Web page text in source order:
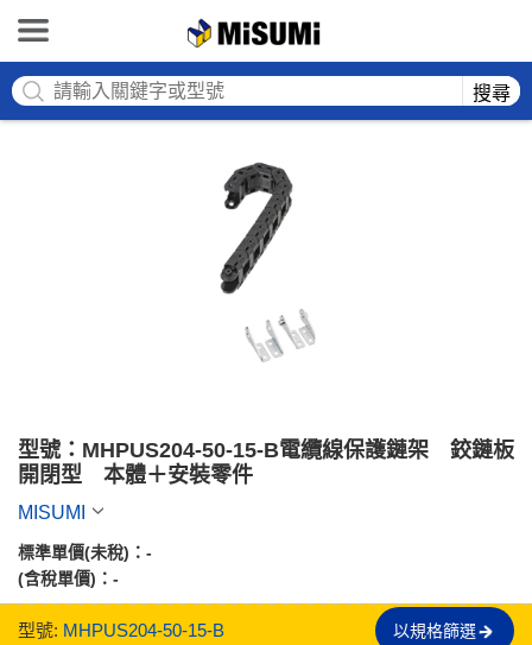
搜尋
型號：MHPUS204-50-15-B電纜線保護鏈架　鉸鏈板
開閉型　本體＋安裝零件
MISUMI
標準單價(未稅)： -
(含稅單價)： -
型號: MHPUS204-50-15-B 以規格篩選